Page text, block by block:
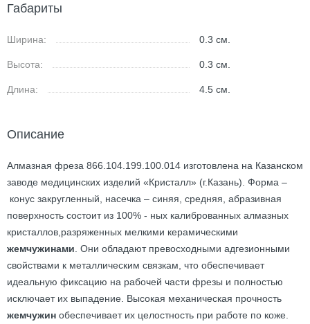
Габариты
Ширина: 0.3см.
Высота: 0.3см.
Длина: 4.5см.
Описание
Алмазная фреза 866.104.199.100.014 изготовлена на Казанском
заводе медицинских изделий «Кристалл» (г.Казань). Форма –
конус закругленный, насечка – синяя, средняя, абразивная
поверхность состоит из 100% - ных калиброванных алмазных
кристаллов,разряженных мелкими керамическими
жемчужинами . Они обладают превосходными адгезионными
свойствами к металлическим связкам, что обеспечивает
идеальную фиксацию на рабочей части фрезы и полностью
исключает их выпадение. Высокая механическая прочность
жемчужин обеспечивает их целостность при работе по коже.